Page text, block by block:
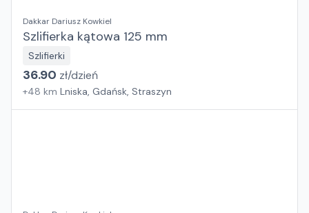
Dakkar Dariusz Kowkiel
Szlifierka kątowa 125 mm
Szlifierki
36.90 zł/dzień
+48 km Lniska, Gdańsk, Straszyn